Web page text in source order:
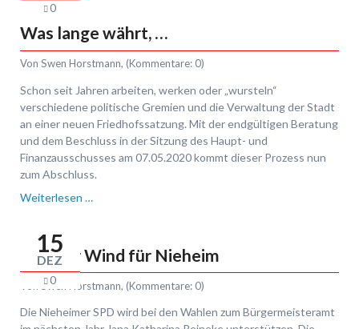
wollen
sie
gestalten!
0
Was lange währt, …
Von Swen Horstmann, (Kommentare: 0)
Schon seit Jahren arbeiten, werken oder „wursteln“
verschiedene politische Gremien und die Verwaltung der Stadt
an einer neuen Friedhofssatzung. Mit der endgültigen Beratung
und dem Beschluss in der Sitzung des Haupt- und
Finanzausschusses am 07.05.2020 kommt dieser Prozess nun
zum Abschluss.
Weiterlesen …
…
15
DEZ
0
Frischer Wind für Nieheim
Swen Horstmann, (Kommentare: 0)
Die Nieheimer SPD wird bei den Wahlen zum Bürgermeisteramt